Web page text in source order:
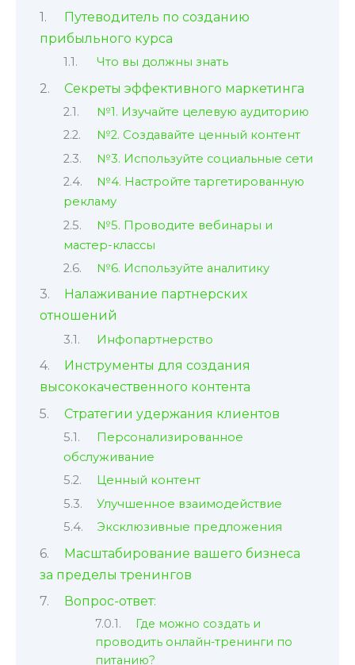
Путеводитель по созданию
прибыльного курса
Что вы должны знать
Секреты эффективного маркетинга
№1. Изучайте целевую аудиторию
№2. Создавайте ценный контент
№3. Используйте социальные сети
№4. Настройте таргетированную
рекламу
№5. Проводите вебинары и
мастер-классы
№6. Используйте аналитику
Налаживание партнерских
отношений
Инфопартнерство
Инструменты для создания
высококачественного контента
Стратегии удержания клиентов
Персонализированное
обслуживание
Ценный контент
Улучшенное взаимодействие
Эксклюзивные предложения
Масштабирование вашего бизнеса
за пределы тренингов
Вопрос-ответ:
Где можно создать и
проводить онлайн-тренинги по
питанию?